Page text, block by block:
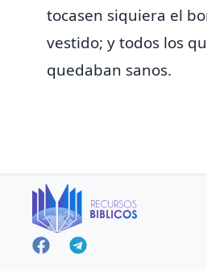
tocasen siquiera el
vestido; y todos los
quedaban sanos.